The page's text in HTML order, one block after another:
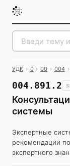
УДК › 0 › 00 › 004 ›
004.891.2
системы
Экспертные
рекомендации
экспертного